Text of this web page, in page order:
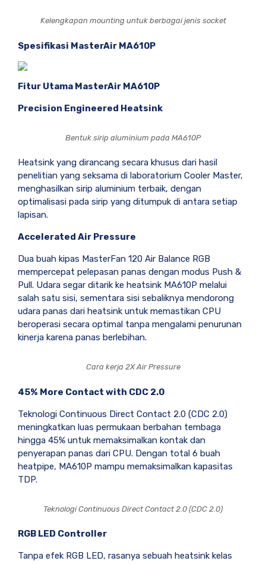
Kelengkapan mounting untuk berbagai jenis socket
Spesifikasi MasterAir MA610P
Fitur Utama MasterAir MA610P
Precision Engineered Heatsink
Bentuk sirip aluminium pada MA610P
Heatsink yang dirancang secara khusus dari hasil
penelitian yang seksama di laboratorium Cooler Master,
menghasilkan sirip aluminium terbaik, dengan
optimalisasi pada sirip yang ditumpuk di antara setiap
lapisan.
Accelerated Air Pressure
Dua buah kipas MasterFan 120 Air Balance RGB
mempercepat pelepasan panas dengan modus Push &
Pull. Udara segar ditarik ke heatsink MA610P melalui
salah satu sisi, sementara sisi sebaliknya mendorong
udara panas dari heatsink untuk memastikan CPU
beroperasi secara optimal tanpa mengalami penurunan
kinerja karena panas berlebihan.
Cara kerja 2X Air Pressure
45% More Contact with CDC 2.0
Teknologi Continuous Direct Contact 2.0 (CDC 2.0)
meningkatkan luas permukaan berbahan tembaga
hingga 45% untuk memaksimalkan kontak dan
penyerapan panas dari CPU. Dengan total 6 buah
heatpipe, MA610P mampu memaksimalkan kapasitas
TDP.
Teknologi Continuous Direct Contact 2.0 (CDC 2.0)
RGB LED Controller
Tanpa efek RGB LED, rasanya sebuah heatsink kelas